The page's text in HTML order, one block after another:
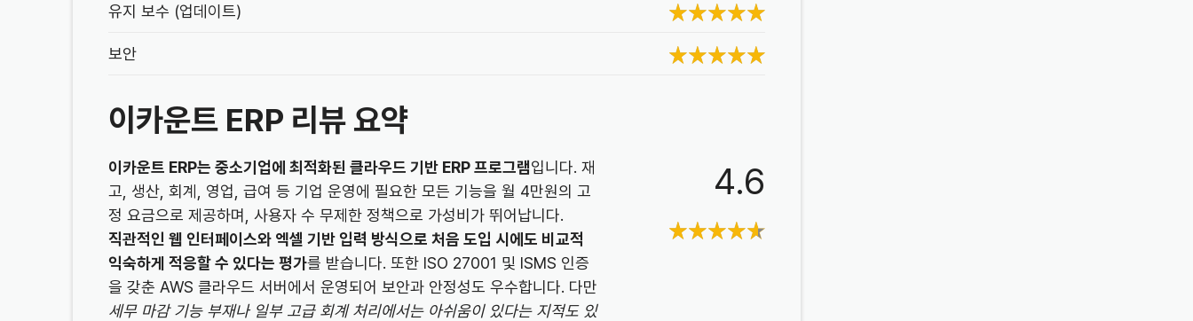
유지 보수 (업데이트)
보안
이카운트 ERP 리뷰 요약
이카운트 ERP는 중소기업에 최적화된 클라우드 기반 ERP 프로그램입니다. 재
고, 생산, 회계, 영업, 급여 등 기업 운영에 필요한 모든 기능을 월 4만원의 고
정 요금으로 제공하며, 사용자 수 무제한 정책으로 가성비가 뛰어납니다.
직관적인 웹 인터페이스와 엑셀 기반 입력 방식으로 처음 도입 시에도 비교적
익숙하게 적응할 수 있다는 평가를 받습니다. 또한 ISO 27001 및 ISMS 인증
을 갖춘 AWS 클라우드 서버에서 운영되어 보안과 안정성도 우수합니다. 다만
세무 마감 기능 부재나 일부 고급 회계 처리에서는 아쉬움이 있다는 지적도 있
4.6